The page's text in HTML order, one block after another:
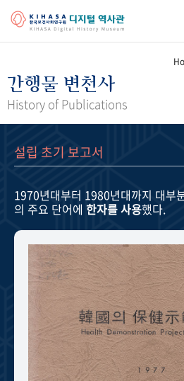
걸어온 길 기관 변천사
정책과 연구 키워드로 보는 연구 역
기록물 아카이브
사진 아카이브 문서 기록물 행정
주년 기념
성과 50선 숫자로 보는 50년 50+1
세계와 함께 한 KIHASA
간행물 변천사
History of Publications
설립 초기 보고서
1970년대부터 1980년대까지 대부
의 주요 단어에 한자를 사용했다.